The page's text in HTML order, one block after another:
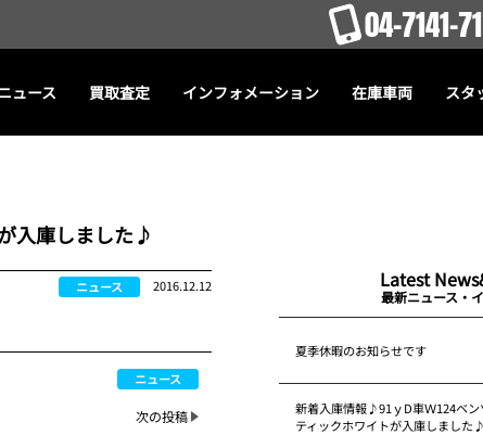
04-7141-
ュース 買取査定 インフォメーション 在庫車両 スタ
入庫しました♪
ニュース 2016.12.12
ニュース
次の投稿
Latest
最新ニュース・
夏季休暇のお知らせです
新着入庫情報♪91ｙD車Ｗ124ベン
ティックホワイトが入庫しました♪